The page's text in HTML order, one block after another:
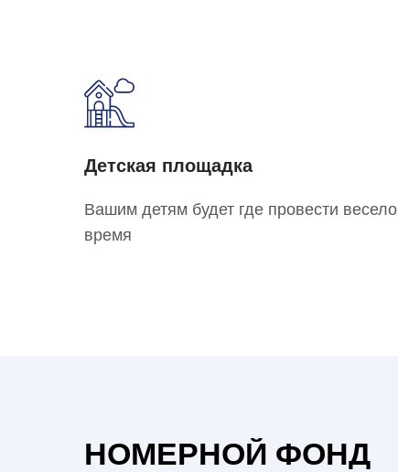
Детская площадка
Вашим детям будет где провести весело
время
НОМЕРНОЙ ФОНД